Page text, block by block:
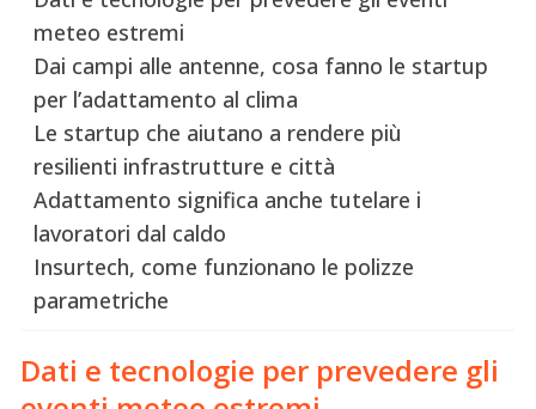
meteo estremi
Dai campi alle antenne, cosa fanno le startup
per l’adattamento al clima
Le startup che aiutano a rendere più
resilienti infrastrutture e città
Adattamento significa anche tutelare i
lavoratori dal caldo
Insurtech, come funzionano le polizze
parametriche
Dati e tecnologie per prevedere gli